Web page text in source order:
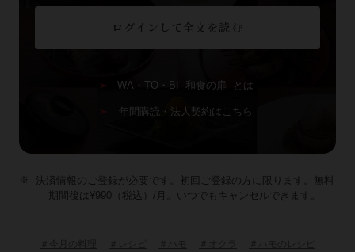
ログインして全文を読む
WA・TO・BI -和食の扉- とは
年間購読・法人契約はこちら
決済情報のご登録が必要です。初回ご登録の方に限ります。無料
期間後は¥990（税込）/月。いつでもキャンセルできます。